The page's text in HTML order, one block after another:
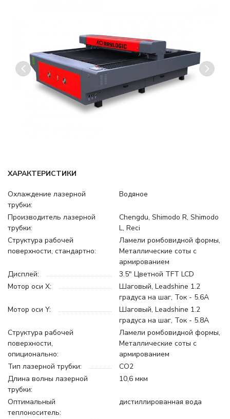
ХАРАКТЕРИСТИКИ
Охлаждение лазерной
трубки:
Водяное
Производитель лазерной
трубки:
Chengdu, Shimodo R, Shimodo
L, Reci
Структура рабочей
поверхности, стандартно:
Ламели ромбовидной формы,
Металлические соты с
армированием
Дисплей:
3.5" Цветной TFT LCD
Мотор оси X:
Шаговый, Leadshine 1.2
градуса на шаг, Ток - 5.6А
Мотор оси Y:
Шаговый, Leadshine 1.2
градуса на шаг, Ток - 5.8А
Структура рабочей
поверхности,
опиционально:
Ламели ромбовидной формы,
Металлические соты с
армированием
Тип лазерной трубки:
CO2
Длина волны лазерной
трубки:
10,6 мкм
Оптимальный
теплоноситель:
дистиллированная вода